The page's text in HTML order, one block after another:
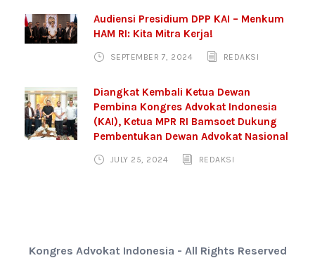
Audiensi Presidium DPP KAI – Menkum
HAM RI: Kita Mitra Kerja!
SEPTEMBER 7, 2024 REDAKSI
Diangkat Kembali Ketua Dewan
Pembina Kongres Advokat Indonesia
(KAI), Ketua MPR RI Bamsoet Dukung
Pembentukan Dewan Advokat Nasional
JULY 25, 2024 REDAKSI
Kongres Advokat Indonesia - All Rights Reserved